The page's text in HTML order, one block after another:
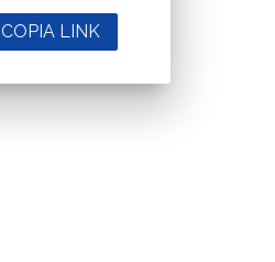
COPIA LINK